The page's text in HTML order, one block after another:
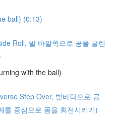
ball) (0:13)
Roll, 발 바깥쪽으로 공을 굴린
with the ball)
Step Over, 발바닥으로 공
를 중심으로 몸을 회전시키기)